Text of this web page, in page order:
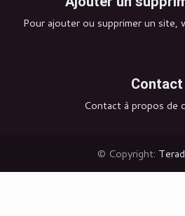
Pour ajouter ou supprimer un site,
Contact
Contact à propos de
© Copyright: